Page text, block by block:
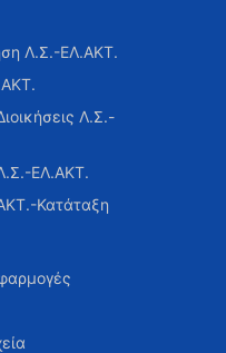
Λ.Σ.-ΕΛ.ΑΚΤ.
Λ.Σ.-
ΕΛ.ΑΚΤ.
Κατάταξη